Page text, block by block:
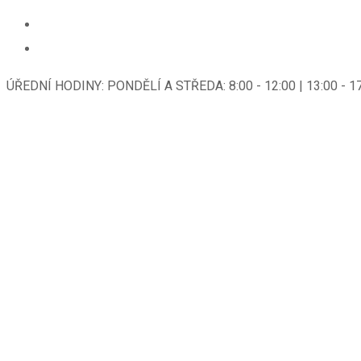
ÚŘEDNÍ HODINY: PONDĚLÍ A STŘEDA: 8:00 - 12:00 | 13:00 -